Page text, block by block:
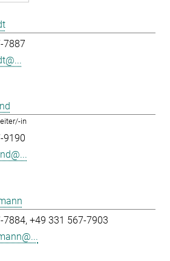
7887
in
9190
7884 +49 331 567-7903